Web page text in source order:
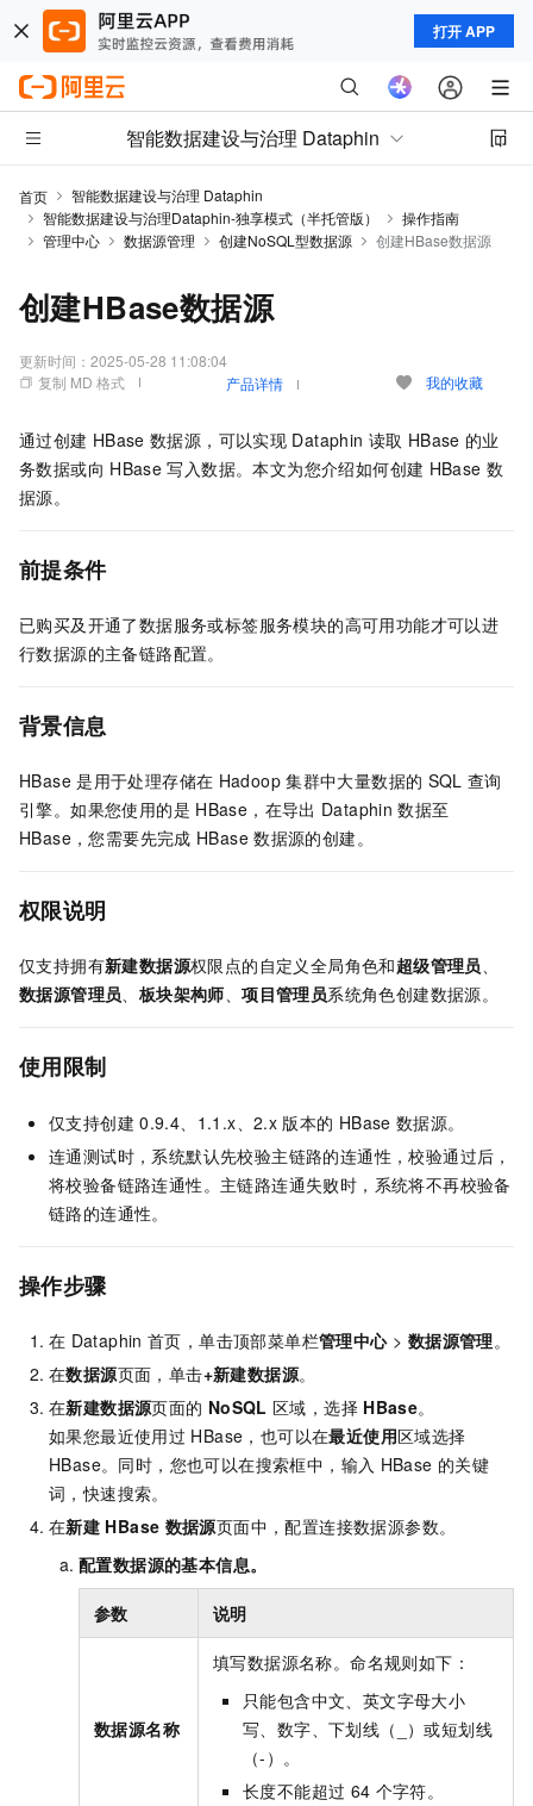
打开 APP
智能数据建设与治理 Dataphin
首页
智能数据建设与治理 Dataphin
智能数据建设与治理Dataphin-独享模式（半托管版）
操作指南
管理中心
数据源管理 创建NoSQL型数据源 创建HBase数据源
创建HBase数据源
更新时间： 2025-05-28 11:08:04
复制 MD 格式
产品详情 我的收藏
通过创建 HBase 数据源，可以实现 Dataphin 读取 HBase 的业
务数据或向 HBase 写入数据。本文为您介绍如何创建 HBase 数
据源。
前提条件
已购买及开通了数据服务或标签服务模块的高可用功能才可以进
行数据源的主备链路配置。
背景信息
HBase 是用于处理存储在 Hadoop 集群中大量数据的 SQL 查询
引擎。如果您使用的是 HBase，在导出 Dataphin 数据至
HBase，您需要先完成 HBase 数据源的创建。
权限说明
仅支持拥有新建数据源权限点的自定义全局角色和超级管理员、
数据源管理员、 板块架构师、项目管理员系统角色创建数据源。
使用限制
仅支持创建 0.9.4、1.1.x、2.x 版本的 HBase 数据源。
连通测试时，系统默认先校验主链路的连通性，校验通过后，
将校验备链路连通性。主链路连通失败时，系统将不再校验备
链路的连通性。
操作步骤
在 Dataphin 首页，单击顶部菜单栏管理中心> 数据源管理。
在数据源页面，单击+新建数据源。
在新建数据源页面的 NoSQL 区域，选择 HBase。
如果您最近使用过 HBase，也可以在最近使用区域选择
HBase。同时，您也可以在搜索框中，输入 HBase 的关键
词，快速搜索。
在新建 HBase 数据源页面中，配置连接数据源参数。
配置数据源的基本信息。
参数 说明
数据源名称
填写数据源名称。命名规则如下：
只能包含中文、英文字母大小
写、数字、下划线（_）或短划线
（-）。
长度不能超过 64 个字符。